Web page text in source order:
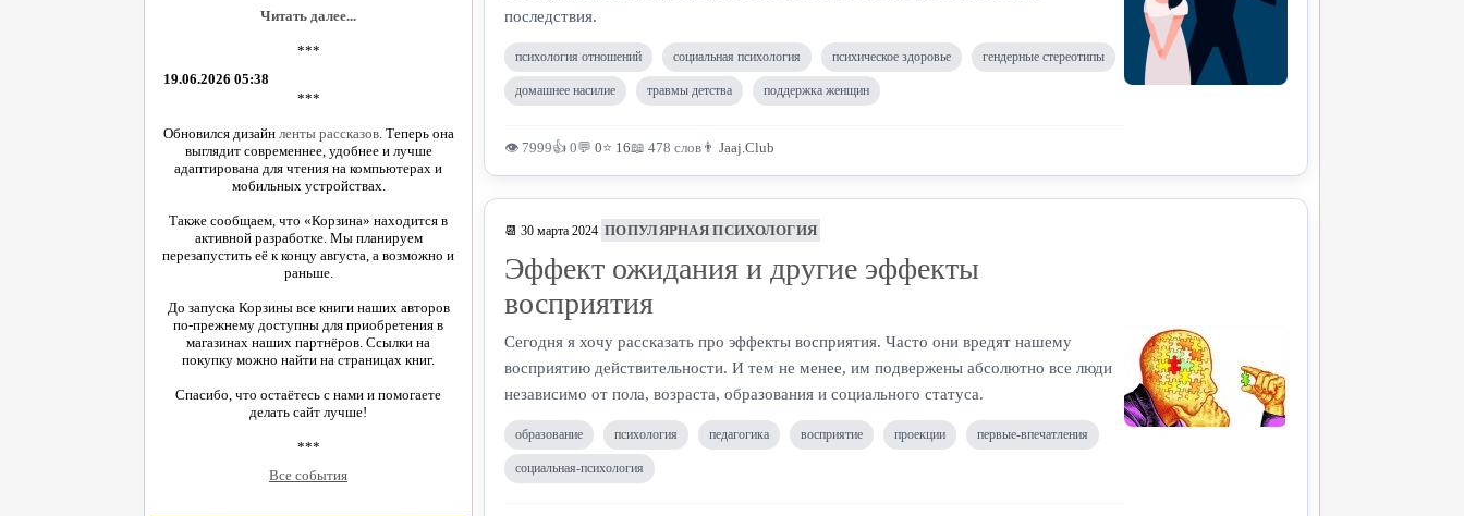
Читать далее...
***
19.06.2026 05:38
***
Обновился дизайн ленты рассказов. Теперь она
выглядит современнее, удобнее и лучше
адаптирована для чтения на компьютерах и
мобильных устройствах.
Также сообщаем, что «Корзина» находится в
активной разработке. Мы планируем
перезапустить её к концу августа, а возможно и
раньше.
До запуска Корзины все книги наших авторов
по-прежнему доступны для приобретения в
магазинах наших партнёров. Ссылки на
покупку можно найти на страницах книг.
Спасибо, что остаётесь с нами и помогаете
делать сайт лучше!
***
Все события
последствия.
психология отношений социальная психология психическое здоровье гендерные стереотипы
домашнее насилие травмы детства поддержка женщин
👁 7999👍 0💬 0⭐ 16📖 478 слов 👨 Jaaj.Club
📆 30 марта 2024 ПОПУЛЯРНАЯ ПСИХОЛОГИЯ
Эффект ожидания и другие эффекты
восприятия
Сегодня я хочу рассказать про эффекты восприятия. Часто они вредят нашему
восприятию действительности. И тем не менее, им подвержены абсолютно все люди
независимо от пола, возраста, образования и социального статуса.
образование психология педагогика восприятие проекции первые-впечатления
социальная-психология